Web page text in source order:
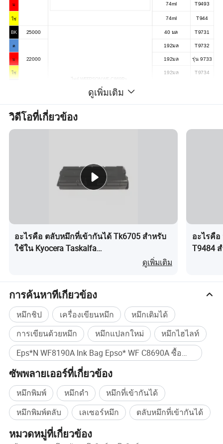
ม 74ml T9493
ใช่ 74ml T944
BK 25000
ไฟล์ WFEPSON WF-C869Ra
40 มล T9731
ค
22000
192มล T9732
ม 192มล รุ่น 9733
ใช่ 192มล T9734
84000
ม
EPSON WF-C8190A/WF-C8690a
20000 EPSON Pro WF-C878RA/C879Ra
ค 220 มล T05A2
220 มล
* เครื่องหมายการค้าทั้งหมดที่แสดงอยู่นี้มีไว้เพื่อการอ้างอิงเท่านั้น
* เป็นทรัพย์สินของเจ้าของรายนั้นๆและเราไม่ได้รับอนุญาตให้ขาย
สินค้าที่มีเครื่องหมายการค้าดังกล่าว
บริการของเรา
สอดคล้องตามมาตรฐาน USA9001 และ
ISO14002,033,33,549 ตามมาตรฐานการทดสอบของ
สหรัฐอเมริกาและยุโรป 1
2 เรามีระบบควบคุมคุณภาพและแผนกวิจัยและพัฒนาบาง
ส่วนที่ปรับเปลี่ยนตามสภาพการผลิตผลิตภัณฑ์แต่ละชนิด
ดูเพิ่มเติม
วิดีโอที่เกี่ยวข้อง
อะไรคือ ตลับหมึกที่เข้ากันได้ Tk6705 สำหรับ
ใช้ใน Kyocera Taskalfa
ดูเพิ่มเติม
อะไรคือ
T9484
การค้นหาที่เกี่ยวข้อง
หมึกชิป เครื่องเขียนหมึก
หมึกเติมได้
การเขียนด้วยหมึก
หมึกแปลกใหม่
หมึกไฮไลท์
Eps*N WF8190A Ink Bag Epso* WF C8690A ซื้อจำนวนมาก
ซัพพลายเออร์ที่เกี่ยวข้อง
หมึกพิมพ์ หมึกดำ
หมึกที่เข้ากันได้
หมึกพิมพ์ตลับ
เลเซอร์หมึก ตลับหมึกที่เข้ากันได้
หมวดหมู่ที่เกี่ยวข้อง